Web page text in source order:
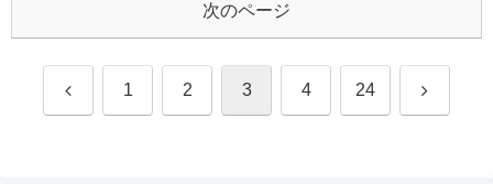
次のページ
前 1 2 3 4 24 次